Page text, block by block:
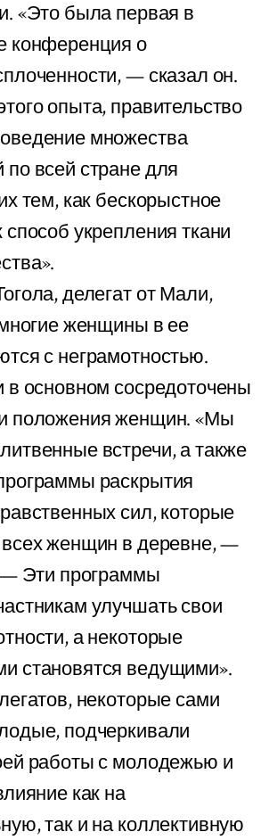
«Это была первая в
конференция о
— сказал он.
опыта, правительство
множества
всей стране для
тем, как бескорыстное
укрепления ткани
делегат от Мали,
женщины в ее
с неграмотностью.
в основном сосредоточены
положения женщин. «Мы
встречи, а также
раскрытия
сил, которые
женщин в деревне, —
— Эти программы
улучшать свои
а некоторые
становятся ведущими».
некоторые сами
подчеркивали
работы с молодежью и
как на
так и на коллективную